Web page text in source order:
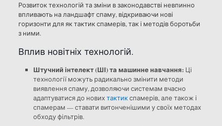
Розвиток технологій та зміни в законодавстві невпинно
впливають на ландшафт спаму, відкриваючи нові
горизонти для як тактик спамерів, так і методів боротьби
з ними.
Вплив новітніх технологій.
Штучний інтелект (ШІ) та машинне навчання: Ці
технології можуть радикально змінити методи
виявлення спаму, дозволяючи системам вчасно
адаптуватися до новихтактикспамерів, але також і
спамерам — ставати витонченішими у своїх методах
обходу фільтрів.